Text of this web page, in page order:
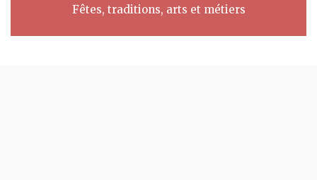
Fêtes, traditions, arts et métiers